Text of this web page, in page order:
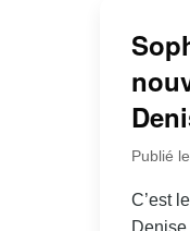
Publié
C’est